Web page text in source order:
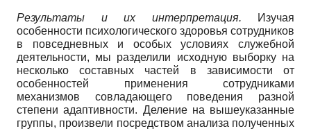
Результаты и их интерпретация. Изучая
особенности психологического здоровья сотрудников
в повседневных и особых условиях служебной
деятельности, мы разделили исходную выборку на
несколько составных частей в зависимости от
особенностей применения сотрудниками
механизмов совладающего поведения разной
степени адаптивности. Деление на вышеуказанные
группы, произвели посредством анализа полученных